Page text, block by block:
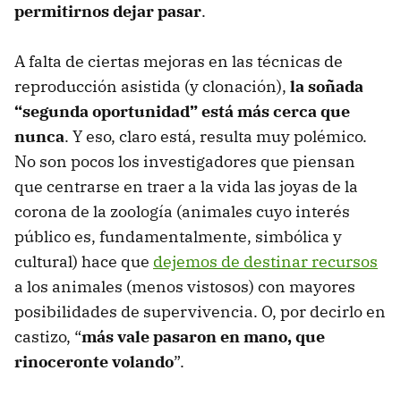
permitirnos dejar pasar.
A falta de ciertas mejoras en las técnicas de
reproducción asistida (y clonación), la soñada
“segunda oportunidad” está más cerca que
nunca. Y eso, claro está, resulta muy polémico.
No son pocos los investigadores que piensan
que centrarse en traer a la vida las joyas de la
corona de la zoología (animales cuyo interés
público es, fundamentalmente, simbólica y
cultural) hace que dejemos de destinar recursos
a los animales (menos vistosos) con mayores
posibilidades de supervivencia. O, por decirlo en
castizo, “más vale pasaron en mano, que
rinoceronte volando”.